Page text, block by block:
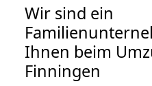
Wir sind ein
Ihnen beim
Finningen